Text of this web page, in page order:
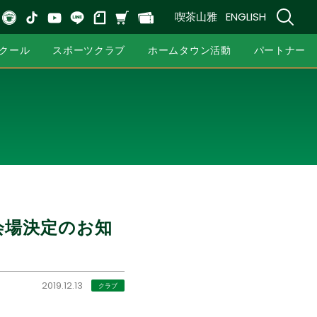
喫茶山雅 ENGLISH
ール スポーツクラブ ホームタウン活動 パートナー
決定のお知
2019.12.13 クラブ